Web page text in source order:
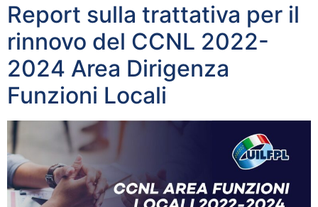
Report sulla trattativa per il
rinnovo del CCNL 2022-
2024 Area Dirigenza
Funzioni Locali